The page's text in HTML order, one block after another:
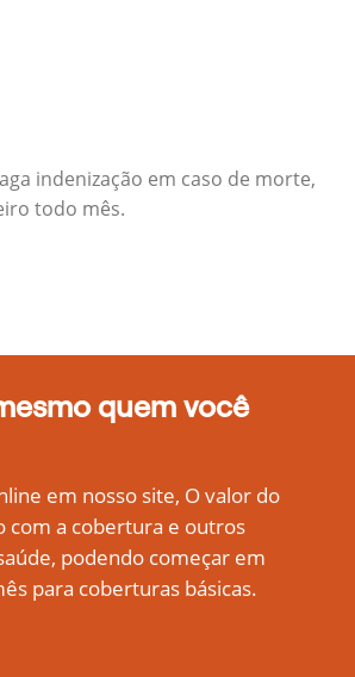
indenização em caso de morte,
todo mês.
quem você
em nosso site, O valor do
com a cobertura e outros
podendo começar em
para coberturas básicas.